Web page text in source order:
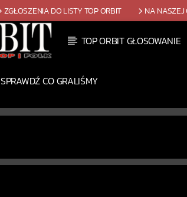
ZGŁOSZENIA DO LISTY TOP ORBIT NA NASZEJ
TOP ORBIT GŁOSOWANIE
SPRAWDŹ CO GRALIŚMY